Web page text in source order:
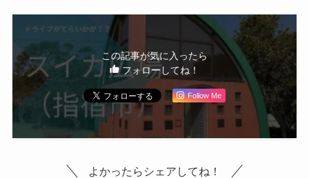
この記事が気に入ったら
フォローしてね！
Follow Me
よかったらシェアしてね！